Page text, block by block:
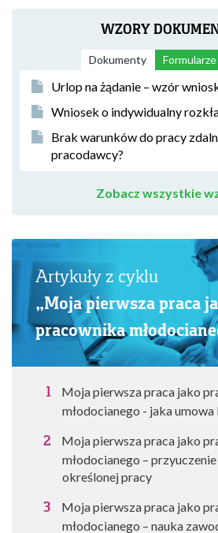
WZORY
Dokumenty Formularze
Urlop na żądanie – wzór
Wniosek o indywidualny
Brak warunków do pracy
pracodawcy?
Zobacz wszystkie
Artykuły z cyklu
„Moja pierwsza praca
pracownika
Moja pierwsza praca jako
młodocianego - jaka umowa
Moja pierwsza praca jako
młodocianego –
określonej pracy
Moja pierwsza praca jako
młodocianego – nauka